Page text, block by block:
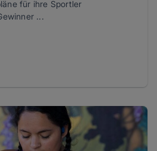
für ihre Sportler
...